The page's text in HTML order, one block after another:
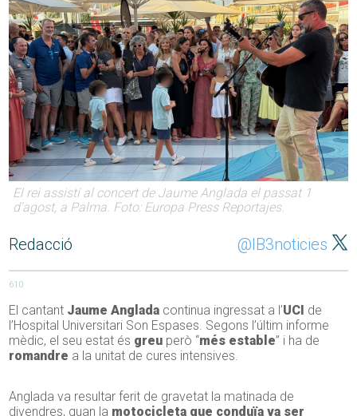
El rei assistí al concert de Jaume Anglada el passat 1
d'agost, a Palma. Foto: Europa Press Reportajes.
Redacció @IB3noticies
610
El cantant Jaume Anglada continua ingressat a l’UCI de
l’Hospital Universitari Son Espases. Segons l’últim informe
mèdic, el seu estat és greu però “més estable” i ha de
romandre a la unitat de cures intensives.
Anglada va resultar ferit de gravetat la matinada de
divendres, quan la motocicleta que conduïa va ser